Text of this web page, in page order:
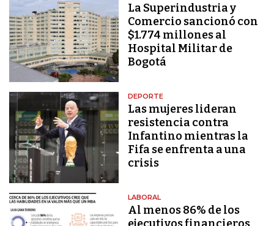
La Superindustria y
Comercio sancionó con
$1.774 millones al
Hospital Militar de
Bogotá
DEPORTE
Las mujeres lideran
resistencia contra
Infantino mientras la
Fifa se enfrenta a una
crisis
LABORAL
Al menos 86% de los